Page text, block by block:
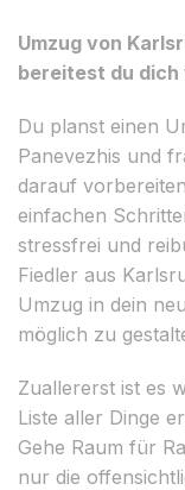
Umzug von
bereitest du dich
Du planst einen
Panevezhis und
darauf
einfachen
stressfrei und
Fiedler aus
Umzug in dein
möglich zu
Zuallererst ist es
Liste aller Dinge
Gehe Raum für
nur die